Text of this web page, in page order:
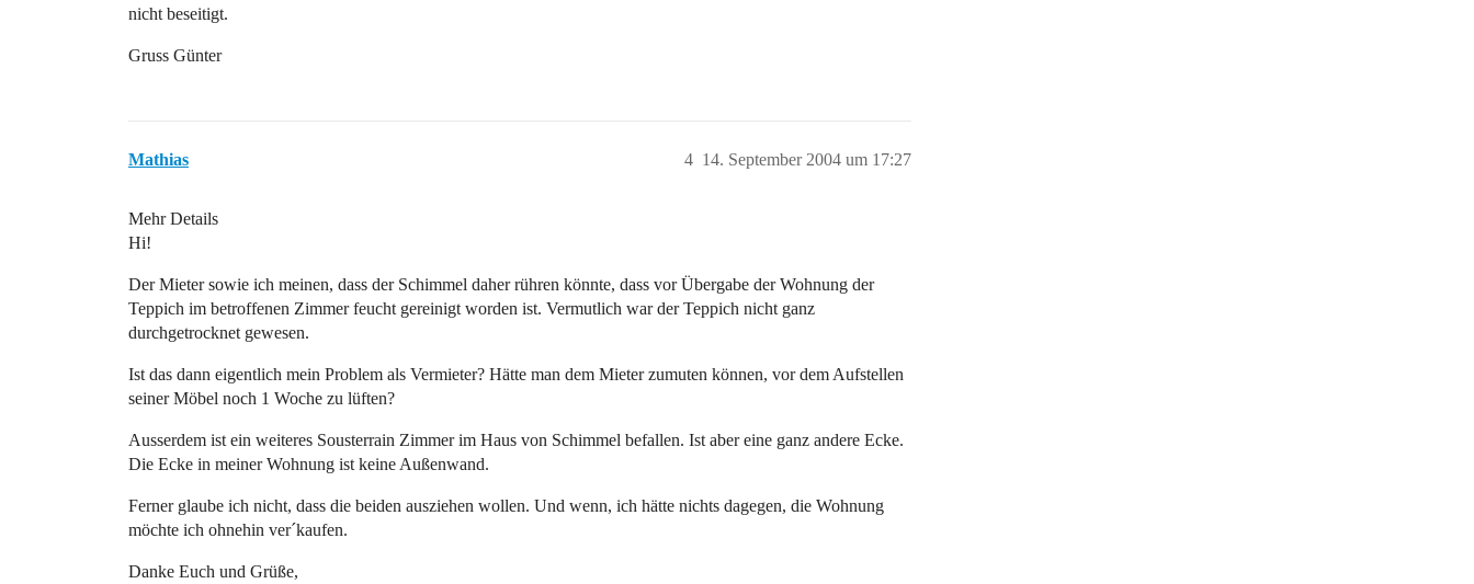
nicht beseitigt.
Gruss Günter
Mathias 14. September 2004 um 17:27
4
Mehr Details
Hi!
Der Mieter sowie ich meinen, dass der Schimmel daher rühren könnte, dass vor Übergabe der Wohnung der
Teppich im betroffenen Zimmer feucht gereinigt worden ist. Vermutlich war der Teppich nicht ganz
durchgetrocknet gewesen.
Ist das dann eigentlich mein Problem als Vermieter? Hätte man dem Mieter zumuten können, vor dem Aufstellen
seiner Möbel noch 1 Woche zu lüften?
Ausserdem ist ein weiteres Sousterrain Zimmer im Haus von Schimmel befallen. Ist aber eine ganz andere Ecke.
Die Ecke in meiner Wohnung ist keine Außenwand.
Ferner glaube ich nicht, dass die beiden ausziehen wollen. Und wenn, ich hätte nichts dagegen, die Wohnung
möchte ich ohnehin ver´kaufen.
Danke Euch und Grüße,